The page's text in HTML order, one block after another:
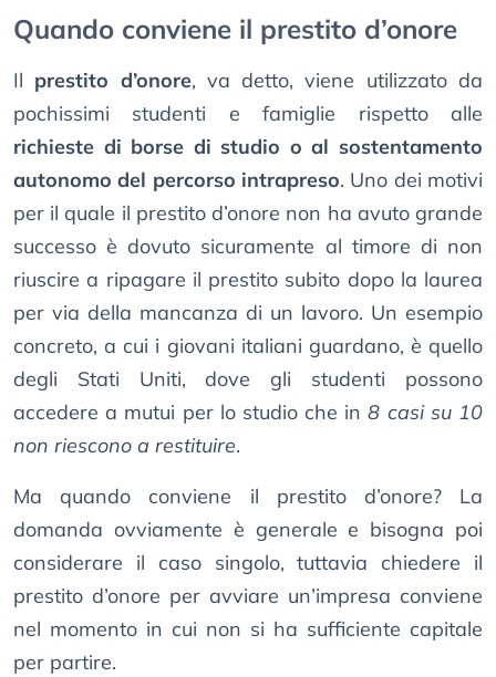
Quando conviene il prestito d’onore
Il prestito d’onore, va detto, viene utilizzato da
pochissimi studenti e famiglie rispetto alle
richieste di borse di studio o al sostentamento
autonomo del percorso intrapreso. Uno dei motivi
per il quale il prestito d’onore non ha avuto grande
successo è dovuto sicuramente al timore di non
riuscire a ripagare il prestito subito dopo la laurea
per via della mancanza di un lavoro. Un esempio
concreto, a cui i giovani italiani guardano, è quello
degli Stati Uniti, dove gli studenti possono
accedere a mutui per lo studio che in8 casi su 10
non riescono a restituire.
Ma quando conviene il prestito d’onore? La
domanda ovviamente è generale e bisogna poi
considerare il caso singolo, tuttavia chiedere il
prestito d’onore per avviare un’impresa conviene
nel momento in cui non si ha sufficiente capitale
per partire.